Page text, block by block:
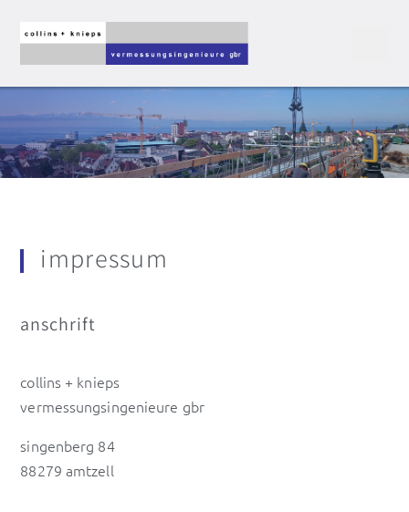
impressum
anschrift
collins + knieps
vermessungsingenieure gbr
singenberg 84
88279 amtzell